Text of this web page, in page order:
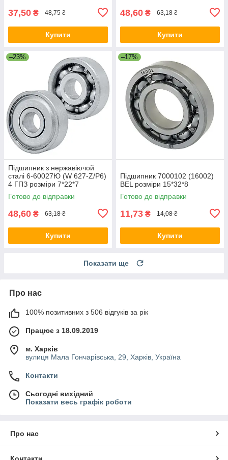
37,50 ₴ 48,75 ₴
Купити
48,60 ₴ 63,18 ₴
Купити
–23%
Підшипник з нержавіючой
сталі 6-60027Ю (W 627-Z/P6)
4 ГПЗ розміри 7*22*7
Готово до відправки
48,60 ₴ 63,18 ₴
Купити
–17%
Підшипник 7000102 (16002)
BEL розміри 15*32*8
Готово до відправки
11,73 ₴ 14,08 ₴
Купити
Показати ще
Про нас
100% позитивних з 506 відгуків за рік
Працює з 18.09.2019
м. Харків
вулиця Мала Гончарівська, 29, Харків, Україна
Контакти
Сьогодні вихідний
Показати весь графік роботи
Про нас